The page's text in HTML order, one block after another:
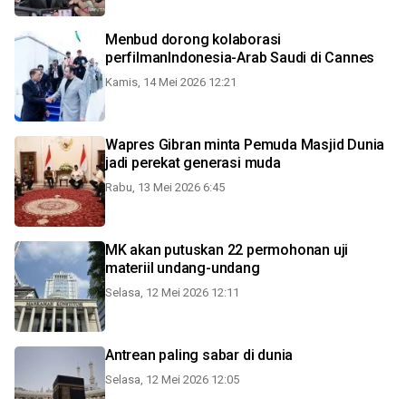
Menbud dorong kolaborasi
perfilmanIndonesia-Arab Saudi di Cannes
Kamis, 14 Mei 2026 12:21
Wapres Gibran minta Pemuda Masjid Dunia
jadi perekat generasi muda
Rabu, 13 Mei 2026 6:45
MK akan putuskan 22 permohonan uji
materiil undang-undang
Selasa, 12 Mei 2026 12:11
Antrean paling sabar di dunia
Selasa, 12 Mei 2026 12:05